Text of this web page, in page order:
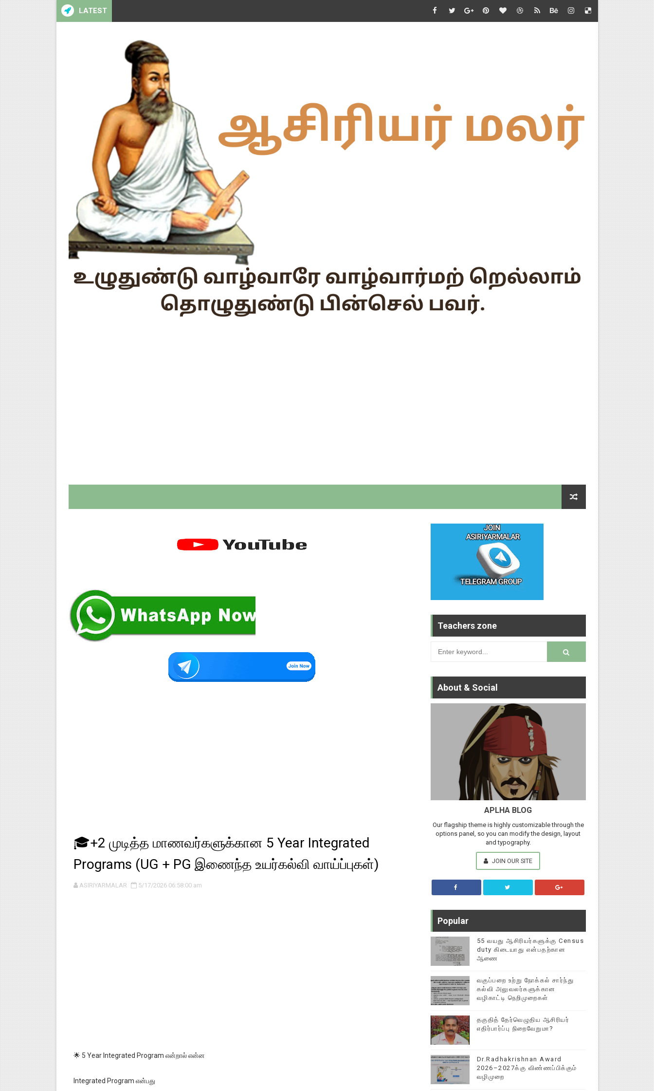
LATEST
🎓+2 முடித்த மாணவர்களுக்கான 5 Year Integrated
Programs (UG + PG இணைந்த உயர்கல்வி வாய்ப்புகள்)
ASIRIYARMALAR 5/17/2026 06:58:00 am
🌟 5 Year Integrated Program என்றால் என்ன
Integrated Program என்பது
Teachers zone
About & Social
APLHA BLOG
Our flagship theme is highly customizable through the
options panel, so you can modify the design, layout
and typography.
JOIN OUR SITE
Popular
55 வயது ஆசிரியர்களுக்கு Census
duty கிடையாது என்பதற்கான
ஆணை
வகுப்பறை உற்று நோக்கல் சார்ந்து
கல்வி அலுவலர்களுக்கான
வழிகாட்டி நெறிமுறைகள்
தகுதித் தேர்வெழுதிய ஆசிரியர்
எதிர்பார்ப்பு நிறைவேறுமா?
Dr.Radhakrishnan Award
2026–2027க்கு விண்ணப்பிக்கும்
வழிமுறை